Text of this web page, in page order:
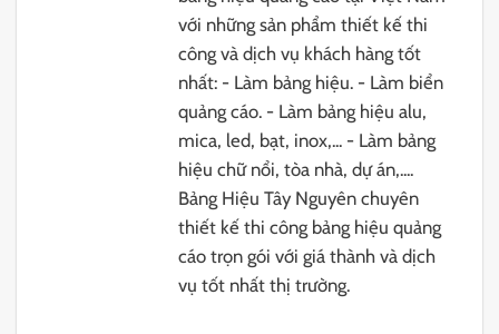
với những sản phẩm thiết kế thi
công và dịch vụ khách hàng tốt
nhất: - Làm bảng hiệu. - Làm biển
quảng cáo. - Làm bảng hiệu alu,
mica, led, bạt, inox,... - Làm bảng
hiệu chữ nổi, tòa nhà, dự án,....
Bảng Hiệu Tây Nguyên chuyên
thiết kế thi công bảng hiệu quảng
cáo trọn gói với giá thành và dịch
vụ tốt nhất thị trường.